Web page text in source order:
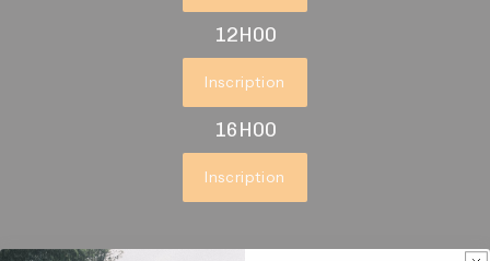
12H00
Inscription
16H00
Inscription